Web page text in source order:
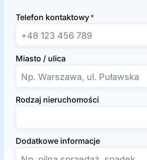
Telefon kontaktowy*
Miasto / ulica
Rodzaj nieruchomości
Dodatkowe informacje